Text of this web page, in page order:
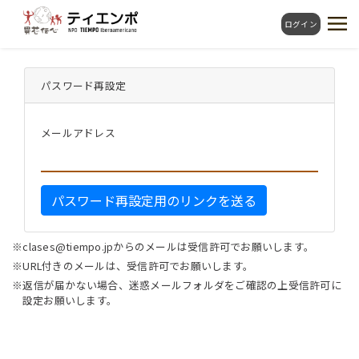
ログイン
パスワード再設定
メールアドレス
パスワード再設定用のリンクを送る
※clases@tiempo.jpからのメールは受信許可でお願いします。
※URL付きのメールは、受信許可でお願いします。
※返信が届かない場合、迷惑メールフォルダをご確認の上受信許可に
設定お願いします。